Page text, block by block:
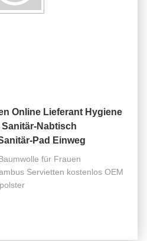
Online Lieferant Hygiene
Nabtisch
Pad Einweg
für Frauen
Servietten kostenlos OEM